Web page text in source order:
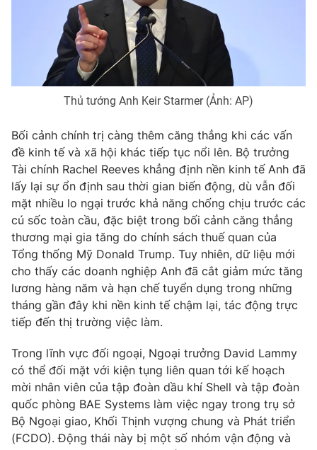
Cơ quan báo chí:
Thời báo VTV
Giấy phép hoạt động báo in và báo điện tử số 483/GP-BTTTT
cấp ngày 29/12/2023
Tổng Biên tập:Vũ Thanh Thủy
Phó Tổng Biên tập:Nguyễn Thị Mỹ Hạnh, Phạm Quốc Thắng,
Nguyễn Trọng Ninh
Ðiện thoại Thời báo VTV:024.66 897 897
Email:toasoan@vtv.vn
Liên hệ quảng cáo:
024-7300.7108
® Cấm sao chép dưới mọi hình thức nếu không có sự chấp
thuận bằng văn bản. Ghi rõ nguồn VTV.vn khi phát hành lại
thông tin từ website này.
Thủ tướng Anh Keir Starmer (Ảnh: AP)
Bối cảnh chính trị càng thêm căng thẳng khi các vấn
đề kinh tế và xã hội khác tiếp tục nổi lên. Bộ trưởng
Tài chính Rachel Reeves khẳng định nền kinh tế Anh đã
lấy lại sự ổn định sau thời gian biến động, dù vẫn đối
mặt nhiều lo ngại trước khả năng chống chịu trước các
cú sốc toàn cầu, đặc biệt trong bối cảnh căng thẳng
thương mại gia tăng do chính sách thuế quan của
Tổng thống Mỹ Donald Trump. Tuy nhiên, dữ liệu mới
cho thấy các doanh nghiệp Anh đã cắt giảm mức tăng
lương hàng năm và hạn chế tuyển dụng trong những
tháng gần đây khi nền kinh tế chậm lại, tác động trực
tiếp đến thị trường việc làm.
Trong lĩnh vực đối ngoại, Ngoại trưởng David Lammy
có thể đối mặt với kiện tụng liên quan tới kế hoạch
mời nhân viên của tập đoàn dầu khí Shell và tập đoàn
quốc phòng BAE Systems làm việc ngay trong trụ sở
Bộ Ngoại giao, Khối Thịnh vượng chung và Phát triển
(FCDO). Động thái này bị một số nhóm vận động và